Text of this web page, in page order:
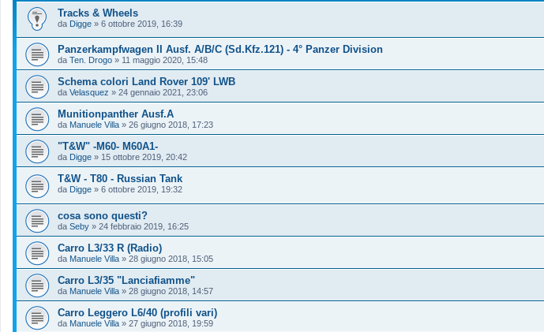
Tracks & Wheels
da Digge » 6 ottobre 2019, 16:39
Panzerkampfwagen II Ausf. A/B/C (Sd.Kfz.121) - 4° Panzer Division
da Ten. Drogo » 11 maggio 2020, 15:48
Schema colori Land Rover 109' LWB
da Velasquez » 24 gennaio 2021, 23:06
Munitionpanther Ausf.A
da Manuele Villa » 26 giugno 2018, 17:23
"T&W" -M60- M60A1-
da Digge » 15 ottobre 2019, 20:42
T&W - T80 - Russian Tank
da Digge » 6 ottobre 2019, 19:32
cosa sono questi?
da Seby » 24 febbraio 2019, 16:25
Carro L3/33 R (Radio)
da Manuele Villa » 28 giugno 2018, 15:05
Carro L3/35 "Lanciafiamme"
da Manuele Villa » 28 giugno 2018, 14:57
Carro Leggero L6/40 (profili vari)
da Manuele Villa » 27 giugno 2018, 19:59